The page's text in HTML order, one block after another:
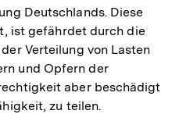
Deutschlands. Diese
ist gefährdet durch die
Verteilung von Lasten
und Opfern der
aber beschädigt
zu teilen.